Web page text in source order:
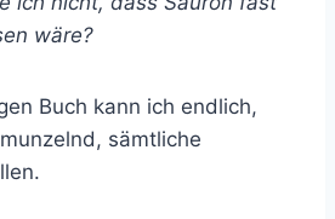
wäre?
Buch kann ich endlich,
sämtliche